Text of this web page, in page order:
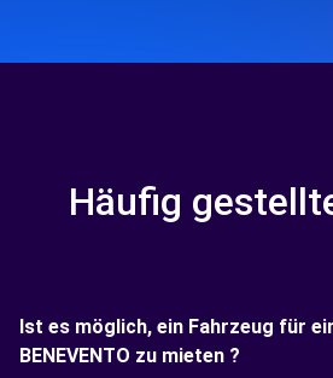
Häufig
Ist es möglich, ein Fahrzeug für
BENEVENTO zu mieten ?